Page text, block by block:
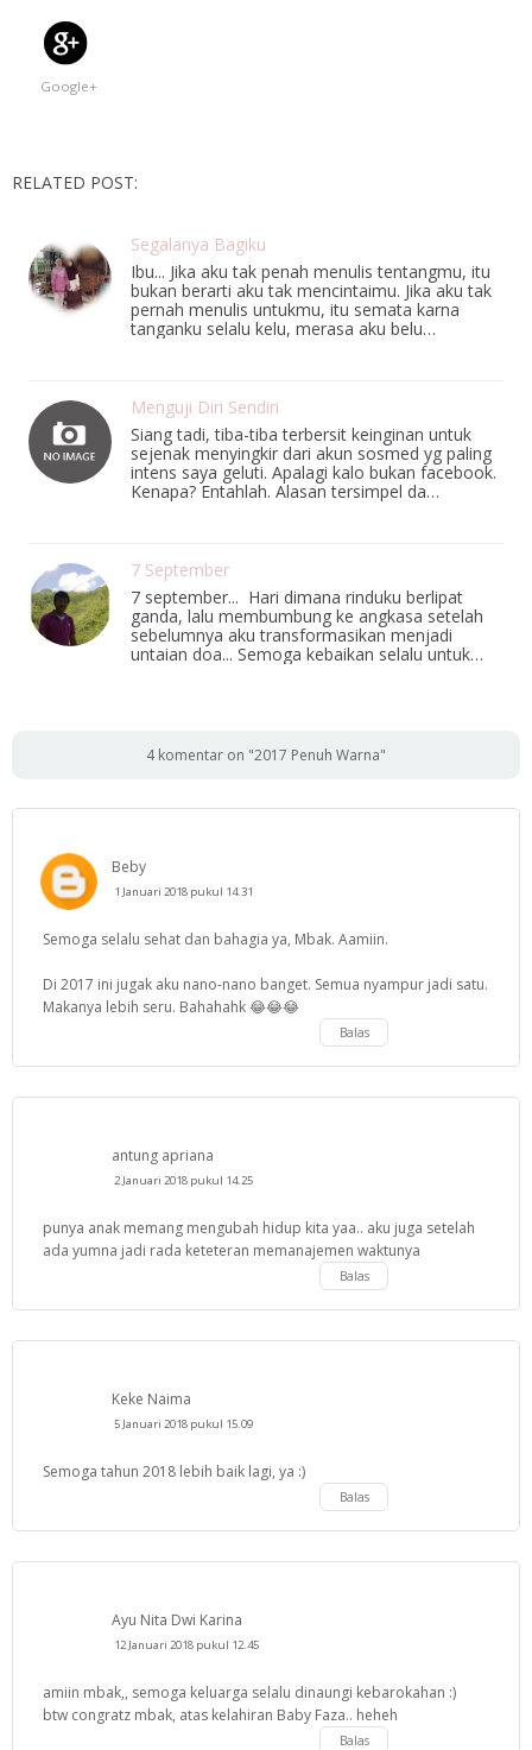
Google+
RELATED POST:
Segalanya Bagiku
Ibu... Jika aku tak penah menulis tentangmu, itu
bukan berarti aku tak mencintaimu. Jika aku tak
pernah menulis untukmu, itu semata karna
tanganku selalu kelu, merasa aku belu…
Menguji Diri Sendiri
Siang tadi, tiba-tiba terbersit keinginan untuk
sejenak menyingkir dari akun sosmed yg paling
intens saya geluti. Apalagi kalo bukan facebook.
Kenapa? Entahlah. Alasan tersimpel da…
7 September
7 september... Hari dimana rinduku berlipat
ganda, lalu membumbung ke angkasa setelah
sebelumnya aku transformasikan menjadi
untaian doa... Semoga kebaikan selalu untuk…
4 komentar on "2017 Penuh Warna"
Beby
1 Januari 2018 pukul 14.31
Semoga selalu sehat dan bahagia ya, Mbak. Aamiin.
Di 2017 ini jugak aku nano-nano banget. Semua nyampur jadi satu.
Makanya lebih seru. Bahahahk 😂😂😂
Balas
antung apriana
2 Januari 2018 pukul 14.25
punya anak memang mengubah hidup kita yaa.. aku juga setelah
ada yumna jadi rada keteteran memanajemen waktunya
Balas
Keke Naima
5 Januari 2018 pukul 15.09
Semoga tahun 2018 lebih baik lagi, ya :)
Balas
Ayu Nita Dwi Karina
12 Januari 2018 pukul 12.45
amiin mbak,, semoga keluarga selalu dinaungi kebarokahan :)
btw congratz mbak, atas kelahiran Baby Faza.. heheh
Balas